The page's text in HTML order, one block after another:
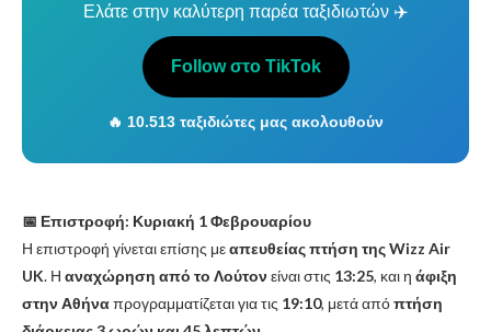
Ελάτε στην καλύτερη παρέα ταξιδιωτών ✈️
Follow στο TikTok
🔥 10.513 ταξιδιώτες μας ακολουθούν
📅 Επιστροφή: Κυριακή 1 Φεβρουαρίου
Η επιστροφή γίνεται επίσης μεαπευθείας πτήση της Wizz Air
UK. Η αναχώρηση από το Λούτονείναι στις 13:25, και η άφιξη
στην Αθήναπρογραμματίζεται για τις 19:10, μετά απόπτήση